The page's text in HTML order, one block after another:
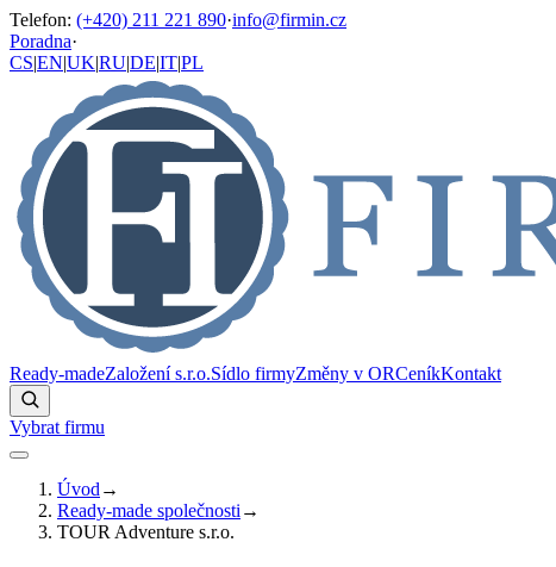
Telefon: (+420) 211 221 890·info@firmin.cz
Poradna·
CS|EN|UK|RU|DE|IT|PL
Ready-madeZaložení s.r.o.Sídlo firmyZměny v ORCeníkKontakt
Vybrat firmu
Úvod →
Ready-made společnosti →
TOUR Adventure s.r.o.